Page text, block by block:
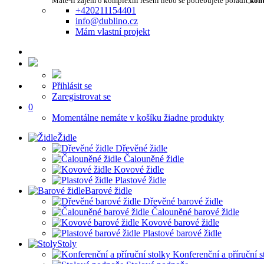
+420211154401
info@dublino.cz
Mám vlastní projekt
Přihlásit se
Zaregistrovat se
0
Momentálne nemáte v košíku žiadne produkty
Židle
Dřevěné židle
Čalouněné židle
Kovové židle
Plastové židle
Barové židle
Dřevěné barové židle
Čalouněné barové židle
Kovové barové židle
Plastové barové židle
Stoly
Konferenční a příruční